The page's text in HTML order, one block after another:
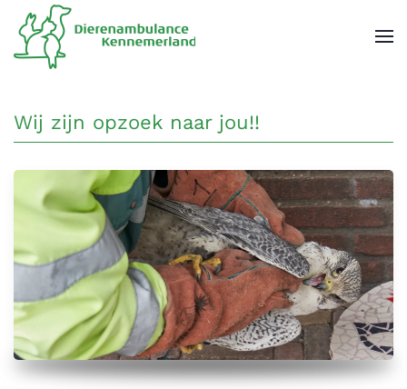
Overslaan en naar de inhoud gaan
Wij zijn opzoek naar jou!!